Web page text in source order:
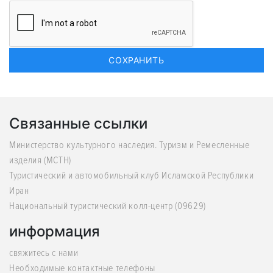
Связанные ссылки
Министерство культурного наследия. Туризм и Ремесленные
изделия (MCTH)
Туристический и автомобильный клуб Исламской Республики
Иран
Национальный туристический колл-центр (09629)
информация
свяжитесь с нами
Необходимые контактные телефоны